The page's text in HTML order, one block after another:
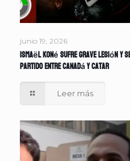
junio 19, 2026
Ismaël Koné sufre grave lesión y
partido entre Canadá y Catar
Leer más